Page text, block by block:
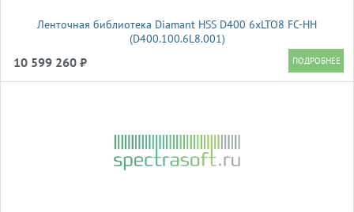
Ленточная библиотека Diamant HSS D400 6xLTO8 FC-HH
(D400.100.6L8.001)
10 599 260 ₽